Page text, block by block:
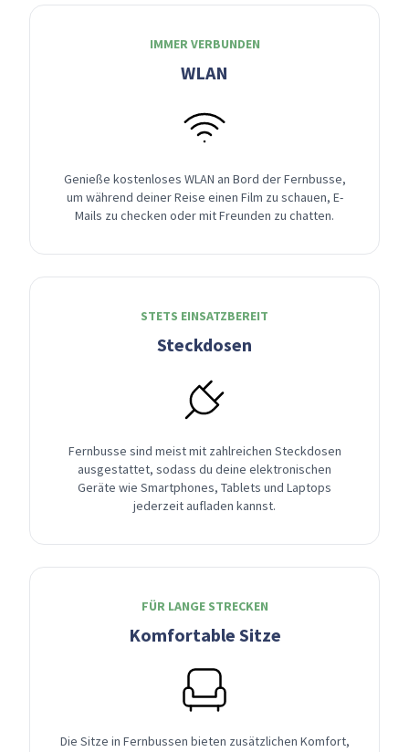
IMMER VERBUNDEN
WLAN
Genieße kostenloses WLAN an Bord der Fernbusse,
um während deiner Reise einen Film zu schauen, E-
Mails zu checken oder mit Freunden zu chatten.
STETS EINSATZBEREIT
Steckdosen
Fernbusse sind meist mit zahlreichen Steckdosen
ausgestattet, sodass du deine elektronischen
Geräte wie Smartphones, Tablets und Laptops
jederzeit aufladen kannst.
FÜR LANGE STRECKEN
Komfortable Sitze
Die Sitze in Fernbussen bieten zusätzlichen Komfort,